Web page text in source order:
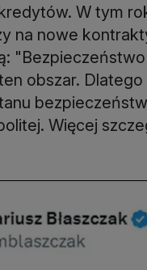
W tym
na nowe
obszar.
Więcej